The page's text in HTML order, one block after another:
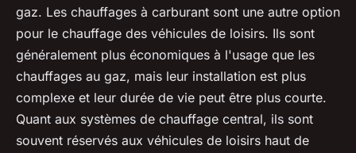
gaz. Les chauffages à carburant sont une autre option
pour le chauffage des véhicules de loisirs. Ils sont
généralement plus économiques à l'usage que les
chauffages au gaz, mais leur installation est plus
complexe et leur durée de vie peut être plus courte.
Quant aux systèmes de chauffage central, ils sont
souvent réservés aux véhicules de loisirs haut de